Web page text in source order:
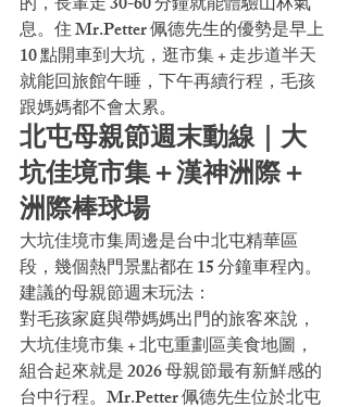
息。住 Mr.Petter 佩德先生的優勢是早上
10 點開車到大坑，逛市集 + 走步道半天
就能回旅館午睡，下午再續行程，毛孩
跟媽媽都不會太累。
北屯母親節週末動線｜大
坑佳境市集＋漢神洲際＋
洲際棒球場
大坑佳境市集周邊是台中北屯精華區
段，幾個熱門景點都在 15 分鐘車程內。
建議的母親節週末玩法：
對毛孩家庭與帶媽媽出門的旅客來說，
大坑佳境市集 + 北屯重劃區美食地圖，
組合起來就是 2026 母親節最有新鮮感的
台中行程。Mr.Petter 佩德先生位於北屯